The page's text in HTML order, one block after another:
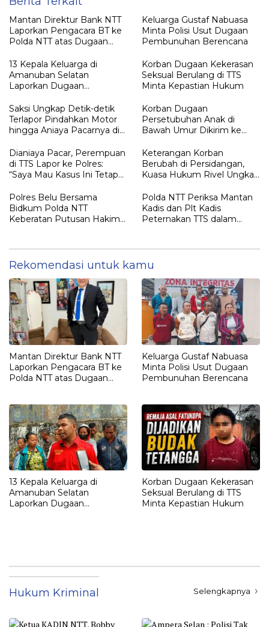
Mantan Direktur Bank NTT
Laporkan Pengacara BT ke
Polda NTT atas Dugaan
Keluarga Gustaf Nabuasa
Minta Polisi Usut Dugaan
Pembunuhan Berencana
13 Kepala Keluarga di
Amanuban Selatan
Laporkan Dugaan
Polisi
Korban Dugaan Kekerasan
Seksual Berulang di TTS
Minta Kepastian Hukum
Saksi Ungkap Detik-detik
Terlapor Pindahkan Motor
hingga Aniaya Pacarnya di
Korban Dugaan
Persetubuhan Anak di
Bawah Umur Dikirim ke
Dianiaya Pacar, Perempuan
di TTS Lapor ke Polres:
“Saya Mau Kasus Ini Tetap
Keterangan Korban
Berubah di Persidangan,
Kuasa Hukum Rivel Ungkap
Polres Belu Bersama
Bidkum Polda NTT
Keberatan Putusan Hakim
Polda NTT Periksa Mantan
Kadis dan Plt Kadis
Peternakan TTS dalam
Rekomendasi untuk kamu
Mantan Direktur Bank NTT
Laporkan Pengacara BT ke
Polda NTT atas Dugaan
Keluarga Gustaf Nabuasa
Minta Polisi Usut Dugaan
Pembunuhan Berencana
13 Kepala Keluarga di
Amanuban Selatan
Laporkan Dugaan
Korban Dugaan Kekerasan
Seksual Berulang di TTS
Minta Kepastian Hukum
Hukum Kriminal Selengkapnya